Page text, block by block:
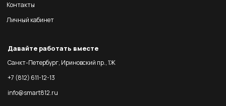
Контакты
Личный кабинет
Давайте работать вместе
Санкт-Петербург, Ириновский пр., 1Ж
+7 (812) 611-12-13
info@smart812.ru